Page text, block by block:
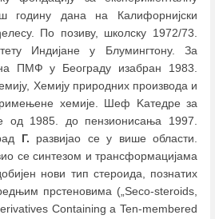
годину дана на Калифорнијски
По позиву, школску 1972/73.
Индијане у Блумингтону. За
ПМФ у Београду изабран 1983.
Хемију природних производа и
хемије. Шеф Kатедре за
од 1985. до пензионисања 1997.
Г. развијао се у више области.
се синтезом и трансформацијама
нови тип стероида, познатих
прстеновима („Seco-steroids,
Containing a Ten-membered